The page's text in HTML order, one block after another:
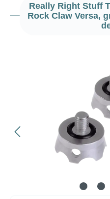
Really Right Stuff
Rock Claw Versa,